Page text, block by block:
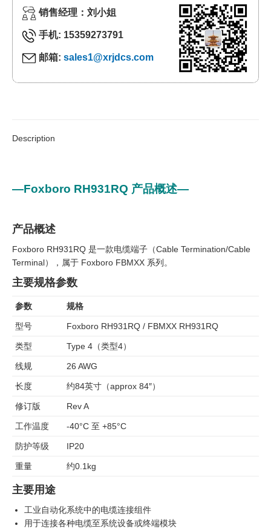
销售经理：刘小姐
手机: 15359273791
邮箱: sales1@xrjdcs.com
Description
—Foxboro RH931RQ 产品概述—
产品概述
Foxboro RH931RQ 是一款电缆端子（Cable Termination/Cable
Terminal），属于 Foxboro FBMXX 系列。
主要规格参数
参数 规格
型号 Foxboro RH931RQ / FBMXX RH931RQ
类型 Type 4（类型4）
线规 26 AWG
长度 约84英寸（approx 84″）
修订版 Rev A
工作温度 -40°C 至 +85°C
防护等级 IP20
重量 约0.1kg
主要用途
工业自动化系统中的电缆连接组件
用于连接各种电缆至系统设备或终端模块